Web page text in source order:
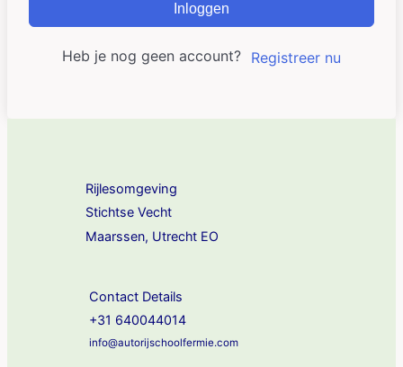
Inloggen
Heb je nog geen account? Registreer nu
Rijlesomgeving
Stichtse Vecht
Maarssen, Utrecht EO
Contact Details
+31 640044014
info@autorijschoolfermie.com